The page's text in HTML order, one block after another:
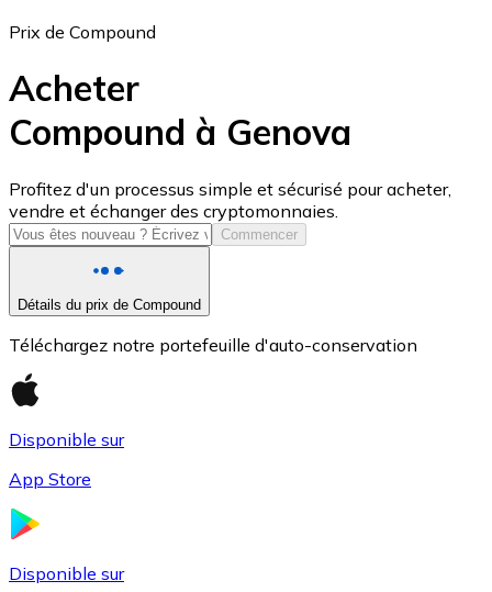
USD Coin
USDC
Prix de Compound
Acheter
Compound à Genova
Profitez d'un processus simple et sécurisé pour acheter,
vendre et échanger des cryptomonnaies.
Commencer
Détails du prix de Compound
Téléchargez notre portefeuille d'auto-conservation
Disponible sur
App Store
Disponible sur